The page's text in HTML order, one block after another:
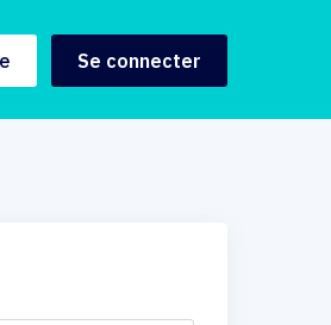
Se connecter